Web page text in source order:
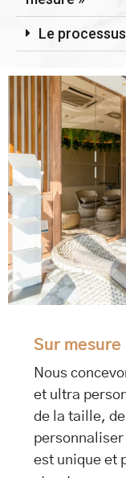
Le
Sur mesure
Nous
et ultra
de la taille,
est unique et